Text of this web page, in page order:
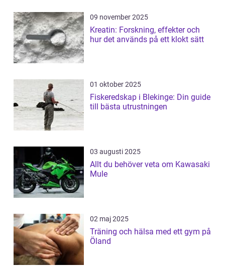
09 november 2025
Kreatin: Forskning, effekter och
hur det används på ett klokt sätt
01 oktober 2025
Fiskeredskap i Blekinge: Din guide
till bästa utrustningen
03 augusti 2025
Allt du behöver veta om Kawasaki
Mule
02 maj 2025
Träning och hälsa med ett gym på
Öland